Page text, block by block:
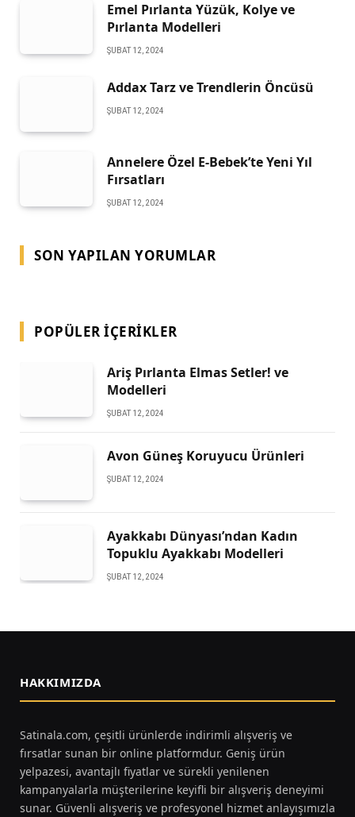
Emel Pırlanta Yüzük, Kolye ve
Pırlanta Modelleri
ŞUBAT 12, 2024
Addax Tarz ve Trendlerin Öncüsü
ŞUBAT 12, 2024
Annelere Özel E-Bebek’te Yeni Yıl
Fırsatları
ŞUBAT 12, 2024
SON YAPILAN YORUMLAR
POPÜLER İÇERIKLER
Ariş Pırlanta Elmas Setler! ve
Modelleri
ŞUBAT 12, 2024
Avon Güneş Koruyucu Ürünleri
ŞUBAT 12, 2024
Ayakkabı Dünyası’ndan Kadın
Topuklu Ayakkabı Modelleri
ŞUBAT 12, 2024
HAKKIMIZDA
Satinala.com, çeşitli ürünlerde indirimli alışveriş ve
fırsatlar sunan bir online platformdur. Geniş ürün
yelpazesi, avantajlı fiyatlar ve sürekli yenilenen
kampanyalarla müşterilerine keyifli bir alışveriş deneyimi
sunar. Güvenli alışveriş ve profesyonel hizmet anlayışımızla